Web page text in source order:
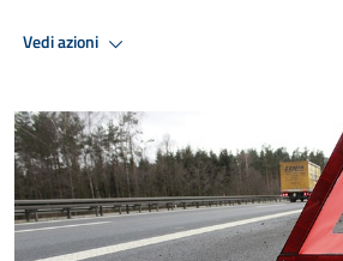
Vedi azioni